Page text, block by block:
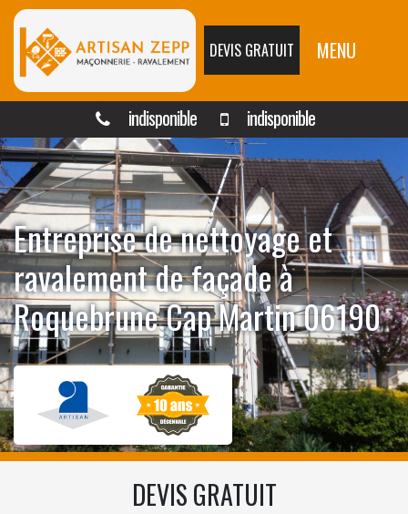
DEVIS GRATUIT MENU
indisponible indisponible
Entreprise de nettoyage et
ravalement de façade à
Roquebrune Cap Martin 06190
DEVIS GRATUIT